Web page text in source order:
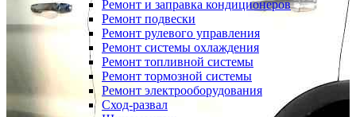
Ремонт и заправка кондиционеров
Ремонт подвески
Ремонт рулевого управления
Ремонт системы охлаждения
Ремонт топливной системы
Ремонт тормозной системы
Ремонт электрооборудования
Сход-развал